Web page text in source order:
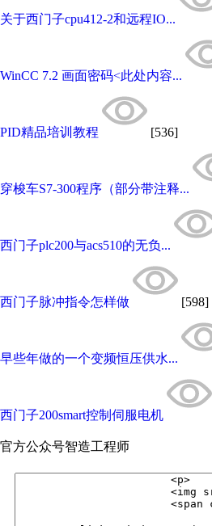
关于西门子cpu412-2和远程IO...
WinCC 7.2 画面密码<此处内容...
PID精品培训教程 [536]
穿梭车S7-300程序（部分带注释...
西门子plc200与acs510的无负...
西门子脉冲指令怎样做 [598]
早些年做的一个变频恒压供水...
西门子200smart控制伺服电机
官方公众号智造工程师